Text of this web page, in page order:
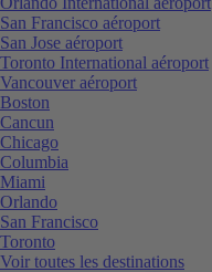
San Francisco aéroport
San Jose aéroport
Toronto International aéroport
Vancouver aéroport
Boston
Cancun
Chicago
Columbia
Miami
Orlando
San Francisco
Toronto
Voir toutes les destinations